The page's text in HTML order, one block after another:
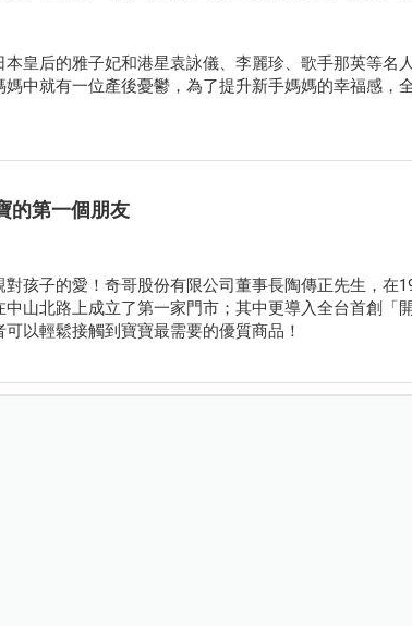
皇后的雅子妃和港星袁詠儀、李麗珍、歌手那英等名
中就有一位產後憂鬱，為了提升新手媽媽的幸福感，
的第一個朋友
孩子的愛！奇哥股份有限公司董事長陶傳正先生，在
山北路上成立了第一家門市；其中更導入全台首創「
以輕鬆接觸到寶寶最需要的優質商品！